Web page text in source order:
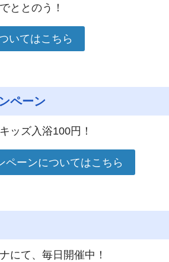
ととのう！
いてはこちら
ペーン
ッズ入浴100円！
ペーンについてはこちら
にて、毎日開催中！